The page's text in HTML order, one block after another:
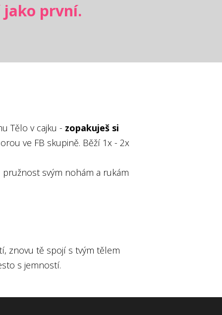
jako první.
Tělo v cajku - zopakuješ si
ve FB skupině. Běží 1x - 2x
svým nohám a rukám
znovu tě spojí s tvým tělem
s jemností.